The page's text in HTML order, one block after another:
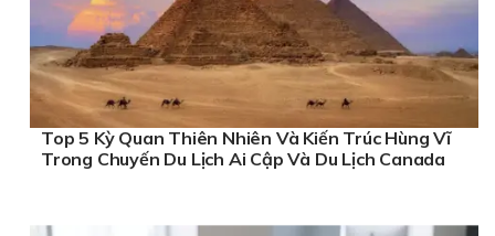
Top 5 Kỳ Quan Thiên Nhiên Và Kiến Trúc Hùng Vĩ
Trong Chuyến Du Lịch Ai Cập Và Du Lịch Canada